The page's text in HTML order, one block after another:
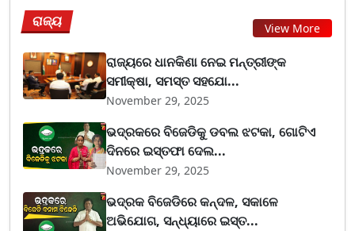
ରାଜ୍ୟ View More
ରାଜ୍ୟରେ ଧାନକିଣା ନେଇ ମନ୍ତ୍ରୀଙ୍କ
ସମୀକ୍ଷା, ସମସ୍ତ ସହଯୋ...
November 29, 2025
ଭଦ୍ରକରେ ବିଜେଡିକୁ ଡବଲ ଝଟକା, ଗୋଟିଏ
ଦିନରେ ଇସ୍ତଫା ଦେଲ...
November 29, 2025
ଭଦ୍ରକ ବିଜେଡିରେ କନ୍ଦଳ, ସକାଳେ
ଅଭିଯୋଗ, ସନ୍ଧ୍ୟାରେ ଇସ୍ତ...